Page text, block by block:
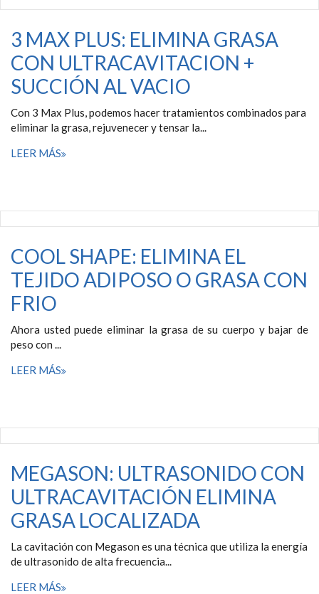
3 MAX PLUS: ELIMINA GRASA
CON ULTRACAVITACION +
SUCCIÓN AL VACIO
Con 3 Max Plus, podemos hacer tratamientos combinados para
eliminar la grasa, rejuvenecer y tensar la...
LEER MÁS
COOL SHAPE: ELIMINA EL
TEJIDO ADIPOSO O GRASA CON
FRIO
Ahora usted puede eliminar la grasa de su cuerpo y bajar de
peso con ...
LEER MÁS
MEGASON: ULTRASONIDO CON
ULTRACAVITACIÓN ELIMINA
GRASA LOCALIZADA
La cavitación con Megason es una técnica que utiliza la energía
de ultrasonido de alta frecuencia...
LEER MÁS